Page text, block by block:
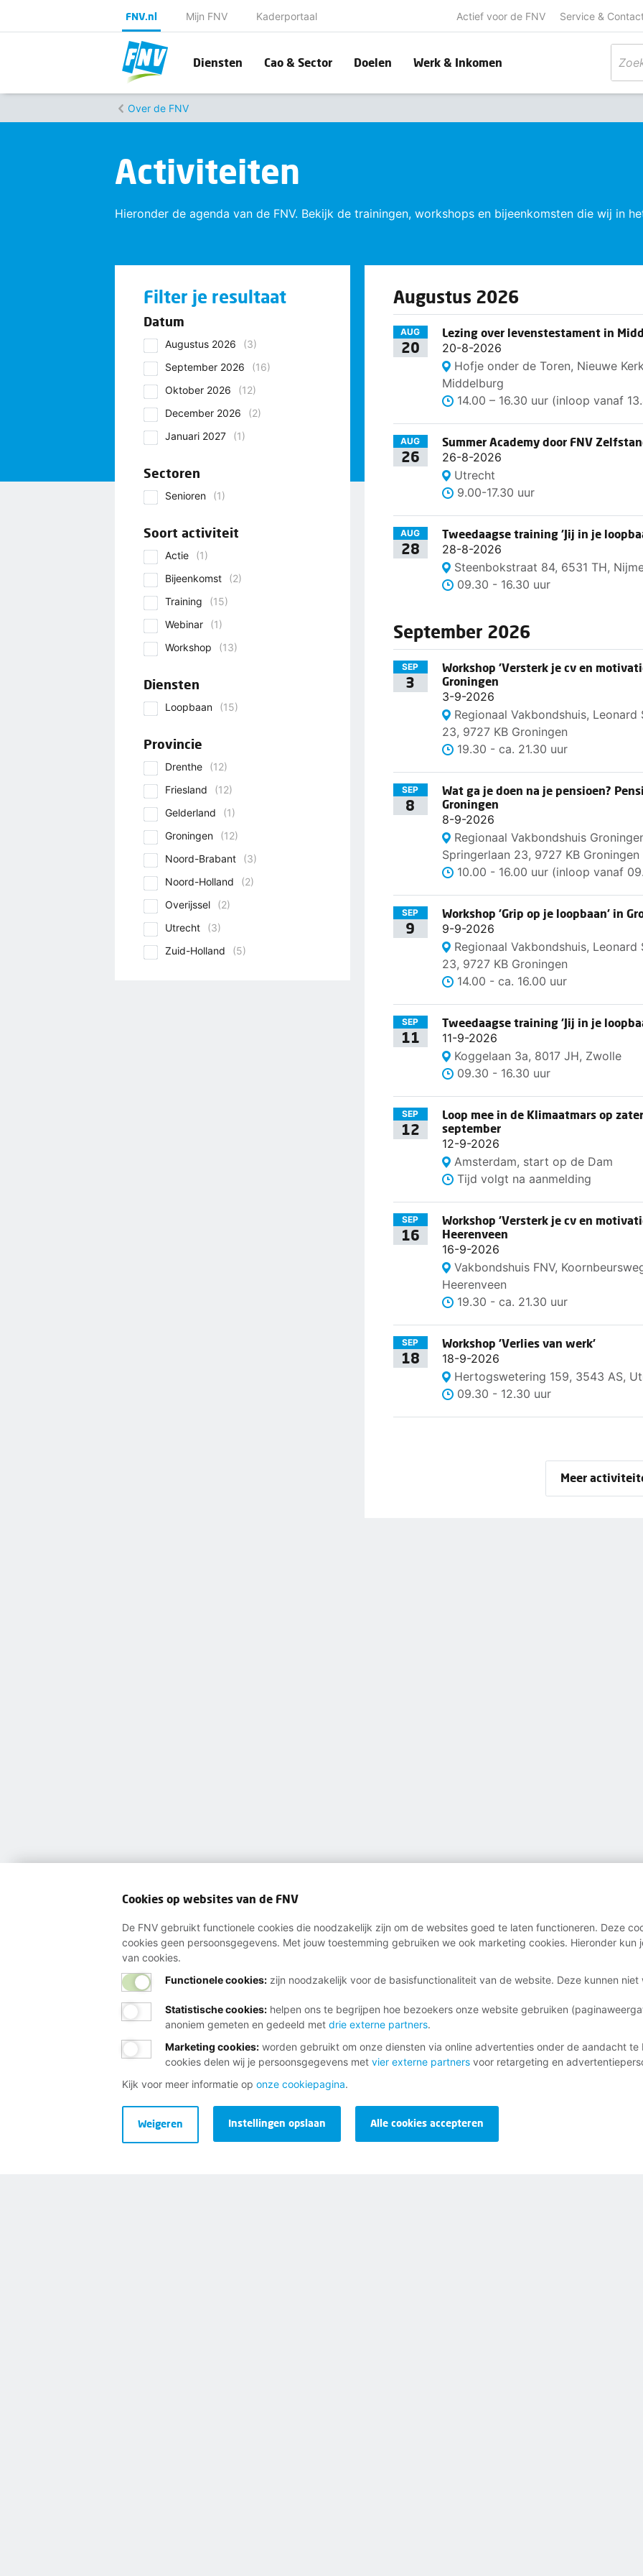
FNV.nl Mijn FNV Kaderportaal Actief voor de FNV Service &
Diensten Cao & Sector Doelen Werk & Inkomen
Over de FNV
Activiteiten
Hieronder de agenda van de FNV. Bekijk de trainingen, workshops en bijeenkomsten die wij in
Filter je resultaat
Datum
Augustus 2026
(3)
September 2026
(16)
Oktober 2026
(12)
December 2026
(2)
Januari 2027
(1)
Sectoren
Senioren (1)
Soort activiteit
Actie
(1)
Bijeenkomst
(2)
Training
(15)
Webinar
(1)
Workshop
(13)
Diensten
Loopbaan (15)
Provincie
Drenthe
(12)
Friesland
(12)
Gelderland
(1)
Groningen
(12)
Noord-Brabant
(3)
Noord-Holland
(2)
Overijssel
(2)
Utrecht
(3)
Zuid-Holland
(5)
Augustus 2026
AUG
20
Lezing over levenstestament in
20-8-2026
Hofje onder de Toren, Nieuwe
Middelburg
14.00 – 16.30 uur (inloop vanaf
AUG
26
Summer Academy door FNV
26-8-2026
Utrecht
9.00-17.30 uur
AUG
28
Tweedaagse training 'Jij in je
28-8-2026
Steenbokstraat 84, 6531 TH,
09.30 - 16.30 uur
September 2026
SEP
3
Workshop 'Versterk je cv en
Groningen
3-9-2026
Regionaal Vakbondshuis, Leonard
23, 9727 KB Groningen
19.30 - ca. 21.30 uur
SEP
8
Wat ga je doen na je pensioen?
Groningen
8-9-2026
Regionaal Vakbondshuis
Springerlaan 23, 9727 KB Groningen
10.00 - 16.00 uur (inloop vanaf
SEP
9
Workshop 'Grip op je loopbaan' in
9-9-2026
Regionaal Vakbondshuis, Leonard
23, 9727 KB Groningen
14.00 - ca. 16.00 uur
SEP
11
Tweedaagse training 'Jij in je
11-9-2026
Koggelaan 3a, 8017 JH, Zwolle
09.30 - 16.30 uur
SEP
12
Loop mee in de Klimaatmars op
september
12-9-2026
Amsterdam, start op de Dam
Tijd volgt na aanmelding
SEP
16
Workshop 'Versterk je cv en
Heerenveen
16-9-2026
Vakbondshuis FNV,
Heerenveen
19.30 - ca. 21.30 uur
SEP
18
Workshop 'Verlies van werk'
18-9-2026
Hertogswetering 159, 3543 AS,
09.30 - 12.30 uur
Meer
Wij helpen je graag
Cookies op websites van de FNV
De FNV gebruikt functionele cookies die noodzakelijk zijn om de websites goed te laten functioneren. Deze
cookies geen persoonsgegevens. Met jouw toestemming gebruiken we ook marketing cookies. Hieronder
van cookies.
Functionele cookies:zijn noodzakelijk voor de basisfunctionaliteit van de website. Deze kunnen niet
Statistische cookies: helpen ons te begrijpen hoe bezoekers onze website gebruiken
anoniem gemeten en gedeeld met drie externe partners.
Marketing cookies: worden gebruikt om onze diensten via online advertenties onder de aandacht
cookies delen wij je persoonsgegevens met vier externe partnersvoor retargeting en
Kijk voor meer informatie op onze cookiepagina.
Alle cookies accepteren
Instellingen opslaan
Weigeren